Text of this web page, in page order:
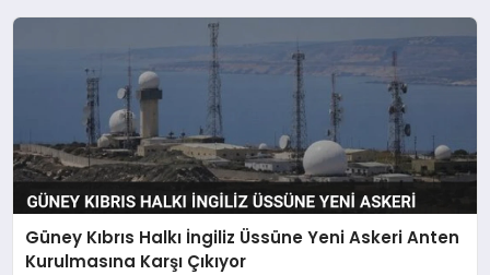
Güney Kıbrıs Halkı İngiliz Üssüne Yeni Askeri Anten
Kurulmasına Karşı Çıkıyor